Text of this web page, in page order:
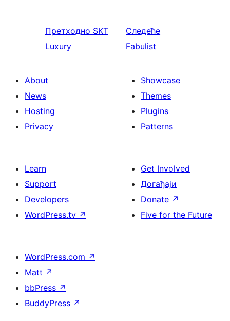
Претходно SKT
Luxury
Следеће
Fabulist
About
News
Hosting
Privacy
Showcase
Themes
Plugins
Patterns
Learn
Support
Developers
WordPress.tv ↗
Get Involved
Догађаји
Donate ↗
Five for the Future
WordPress.com ↗
Matt ↗
bbPress ↗
BuddyPress ↗